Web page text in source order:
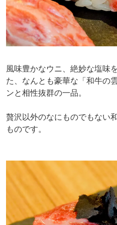
風味豊かなウニ、絶妙な塩味
た、なんとも豪華な「和牛の
ンと相性抜群の一品。
贅沢以外のなにものでもない
ものです。